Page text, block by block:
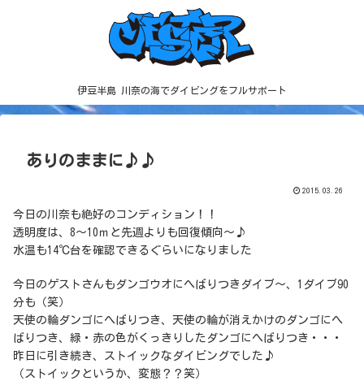
伊豆半島 川奈の海でダイビングをフルサポート
ありのままに♪♪
2015.03.26
今日の川奈も絶好のコンディション！！
透明度は、8～10ｍと先週よりも回復傾向～♪
水温も14℃台を確認できるぐらいになりました
今日のゲストさんもダンゴウオにへばりつきダイブ～、1ダイブ90
分も（笑）
天使の輪ダンゴにへばりつき、天使の輪が消えかけのダンゴにへ
ばりつき、緑・赤の色がくっきりしたダンゴにへばりつき・・・
昨日に引き続き、ストイックなダイビングでした♪
（ストイックというか、変態？？笑）